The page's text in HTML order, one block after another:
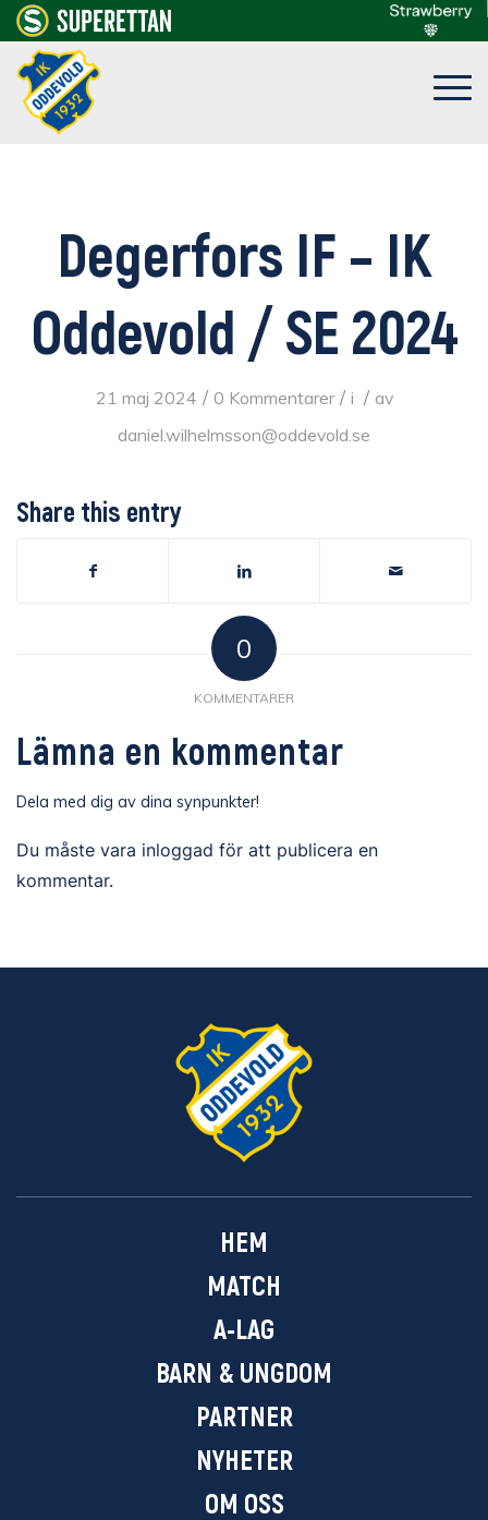
Degerfors IF – IK
Oddevold / SE 2024
21 maj 2024 / 0 Kommentarer / i / av
daniel.wilhelmsson@oddevold.se
Share this entry
0
KOMMENTARER
Lämna en kommentar
Dela med dig av dina synpunkter!
Du måste vara inloggad för att publicera en
kommentar.
HEM
MATCH
A-LAG
BARN & UNGDOM
PARTNER
NYHETER
OM OSS